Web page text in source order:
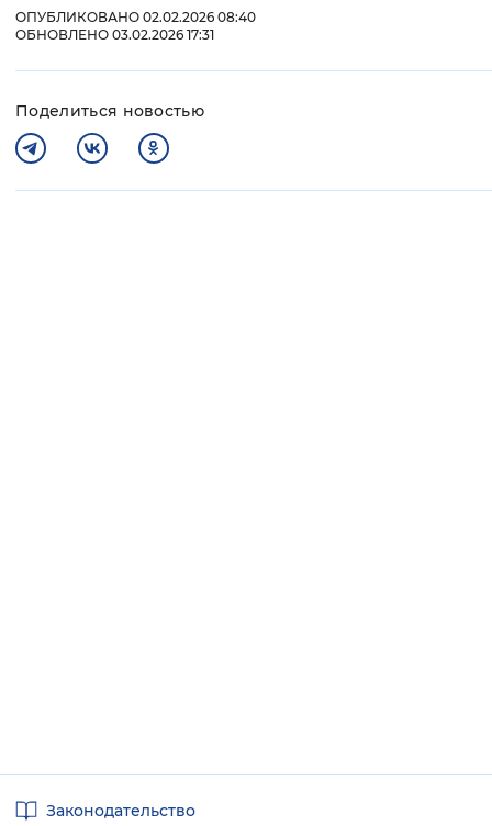
ОПУБЛИКОВАНО 02.02.2026 08:40
ОБНОВЛЕНО 03.02.2026 17:31
Поделиться новостью
Законодательство